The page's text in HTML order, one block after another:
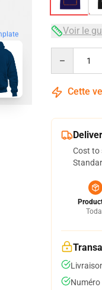
Voir le
Cette
Cost to